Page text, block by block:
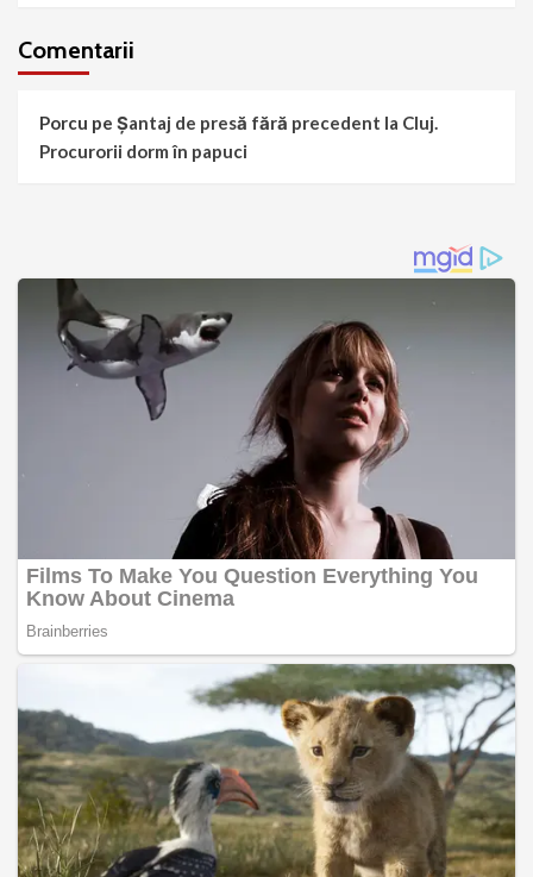
Comentarii
Porcu pe Șantaj de presă fără precedent la Cluj.
Procurorii dorm în papuci